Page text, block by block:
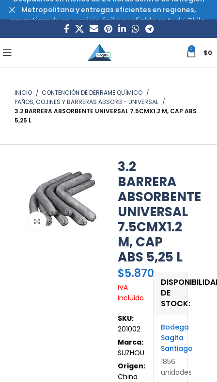
0 $0
INICIO
CONTENCIÓN DE DERRAME QUÍMICO
PAÑOS, COJINES Y BARRERAS ABSORB - UNIVERSAL
3.2 BARRERA ABSORBENTE UNIVERSAL 7.5CMX1.2 M, CAP ABS
5,25 L
Haz clic para ampliar
3.2
BARRERA
ABSORBENTE
UNIVERSAL
7.5CMX1.2
M, CAP
ABS 5,25 L
$5.870
IVA
Incluido
SKU:
201002
Marca:
SUZHOU
Origen:
China
DE
STOCK:
Bodega
Sagita
Santiago
1856
unidades
Metropolitana y entregas eficientes en regiones,
garantizando un servicio ágil y confiable en todo Chile.